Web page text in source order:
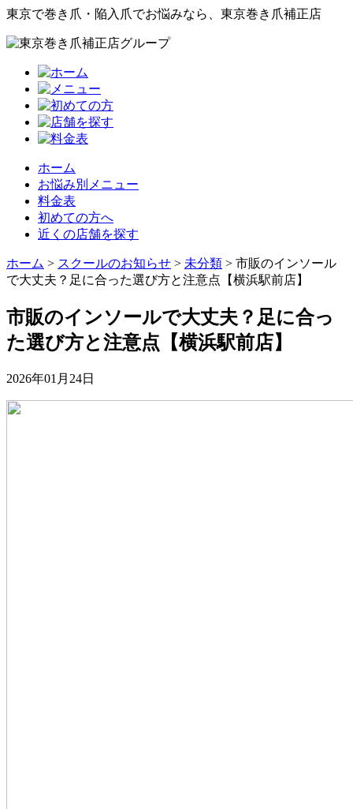
東京で巻き爪・陥入爪でお悩みなら、東京巻き爪補正店
ホーム
お悩み別メニュー
料金表
初めての方へ
近くの店舗を探す
ホーム > スクールのお知らせ > 未分類 > 市販のインソール
で大丈夫？足に合った選び方と注意点【横浜駅前店】
市販のインソールで大丈夫？足に合っ
た選び方と注意点【横浜駅前店】
2026年01月24日